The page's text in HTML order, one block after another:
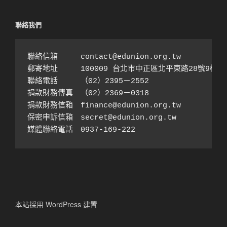
聯絡我們
聯絡信箱　　　contact@edunion.org.tw
郵寄地址　　　100009 台北市中正區北平東路28號9樓之
聯絡電話　　　（02）2395－2552
捐款財務傳真　（02）2369－0318
捐款財務信箱　finance@edunion.org.tw
保密申訴信箱　secret@edunion.org.tw
媒體聯絡電話　0937-169-222
本站採用 WordPress 建置